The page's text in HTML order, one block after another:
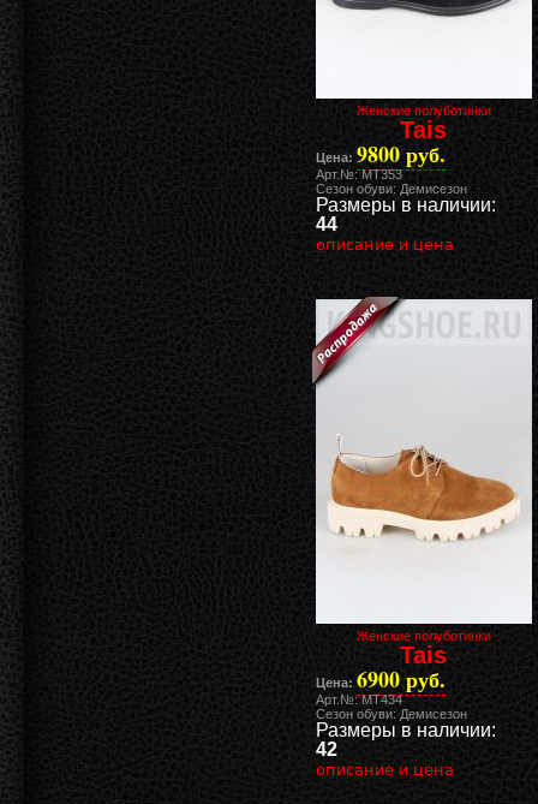
Женские полуботинки
Tais
Цена: 9800 руб.
Арт.№: MT353
Сезон обуви: Демисезон
Размеры в наличии:
44
описание и цена
Женские полуботинки
Tais
Цена: 6900 руб.
Арт.№: MT434
Сезон обуви: Демисезон
Размеры в наличии:
42
описание и цена